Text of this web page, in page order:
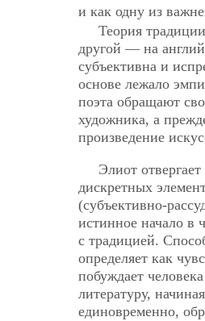
и как одну из
Теория
другой — на
субъективна и
основе лежало
поэта обращают
художника, а
произведение
Элиот
дискретных
(субъективно-
истинное начало в
с традицией.
определяет как
побуждает
литературу,
единовременно,